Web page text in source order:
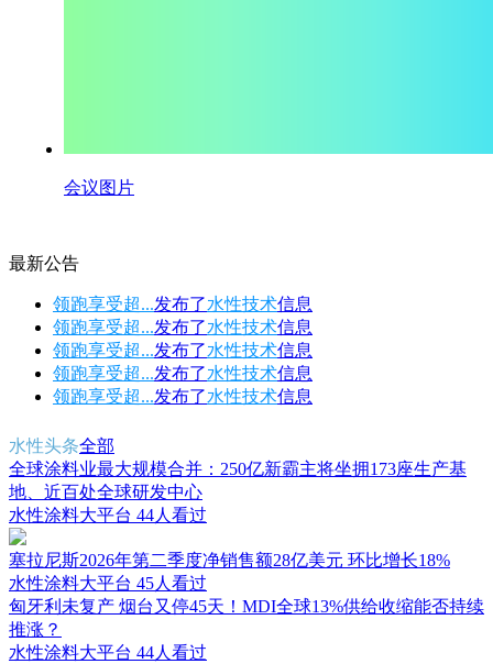
会议图片
最新公告
领跑享受超...发布了水性技术信息
领跑享受超...发布了水性技术信息
领跑享受超...发布了水性技术信息
领跑享受超...发布了水性技术信息
领跑享受超...发布了水性技术信息
水性头条全部
全球涂料业最大规模合并：250亿新霸主将坐拥173座生产基
地、近百处全球研发中心
水性涂料大平台 44人看过
塞拉尼斯2026年第二季度净销售额28亿美元 环比增长18%
水性涂料大平台 45人看过
匈牙利未复产 烟台又停45天！MDI全球13%供给收缩能否持续
推涨？
水性涂料大平台 44人看过